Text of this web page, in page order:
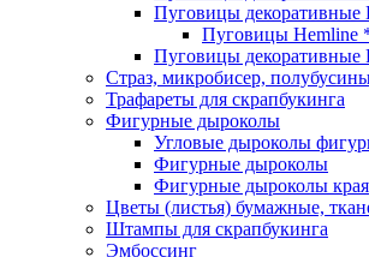
Пуговицы декоративные
Пуговицы Hemline
Пуговицы декоративные
Страз, микробисер,
Трафареты для скрапбукинга
Фигурные дыроколы
Угловые дыроколы
Фигурные дыроколы
Фигурные дыроколы края
Цветы (листья) бумажные,
Штампы для скрапбукинга
Эмбоссинг